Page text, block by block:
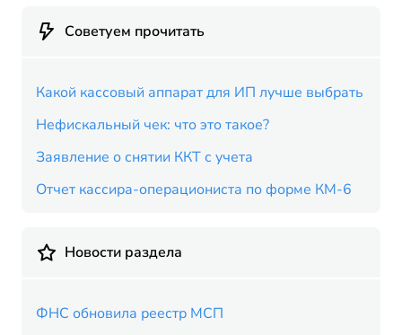
Советуем прочитать
Какой кассовый аппарат для ИП лучше выбрать
Нефискальный чек: что это такое?
Заявление о снятии ККТ с учета
Отчет кассира-операциониста по форме КМ-6
Новости раздела
ФНС обновила реестр МСП